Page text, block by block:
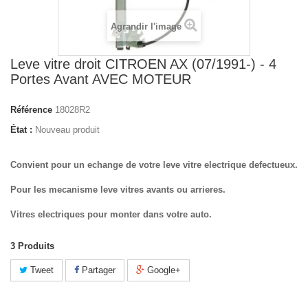
Agrandir l'image
Leve vitre droit CITROEN AX (07/1991-) - 4
Portes Avant AVEC MOTEUR
Référence 18028R2
État : Nouveau produit
Convient pour un echange de votre leve vitre electrique defectueux.
Pour les mecanisme leve vitres avants ou arrieres.
Vitres electriques pour monter dans votre auto.
3 Produits
Tweet Partager Google+